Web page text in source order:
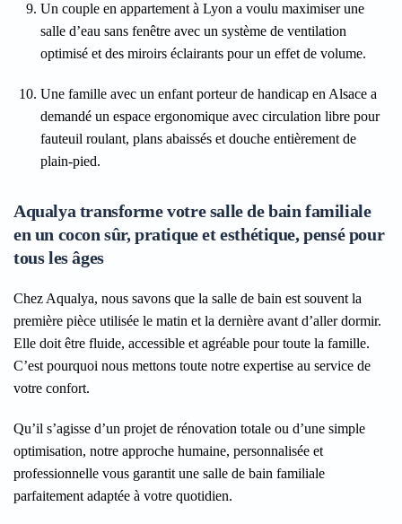
Un couple en appartement à Lyon a voulu maximiser une
salle d’eau sans fenêtre avec un système de ventilation
optimisé et des miroirs éclairants pour un effet de volume.
Une famille avec un enfant porteur de handicap en Alsace a
demandé un espace ergonomique avec circulation libre pour
fauteuil roulant, plans abaissés et douche entièrement de
plain-pied.
Aqualya transforme votre salle de bain familiale
en un cocon sûr, pratique et esthétique, pensé pour
tous les âges
Chez Aqualya, nous savons que la salle de bain est souvent la
première pièce utilisée le matin et la dernière avant d’aller dormir.
Elle doit être fluide, accessible et agréable pour toute la famille.
C’est pourquoi nous mettons toute notre expertise au service de
votre confort.
Qu’il s’agisse d’un projet de rénovation totale ou d’une simple
optimisation, notre approche humaine, personnalisée et
professionnelle vous garantit une salle de bain familiale
parfaitement adaptée à votre quotidien.